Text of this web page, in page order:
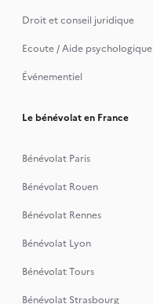
Droit et conseil juridique
Ecoute / Aide psychologique
Événementiel
Le bénévolat en France
Bénévolat Paris
Bénévolat Rouen
Bénévolat Rennes
Bénévolat Lyon
Bénévolat Tours
Bénévolat Strasbourg